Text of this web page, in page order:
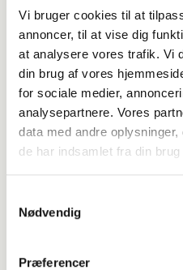
Vi bruger cookies til at
annoncer, til at vise dig
at analysere vores trafik. Vi
din brug af vores
for sociale medier,
analysepartnere. Vores
data med andre
de har indsamlet fra din
Nødvendig
Præferencer
Aktuelt
Hele Randers går i